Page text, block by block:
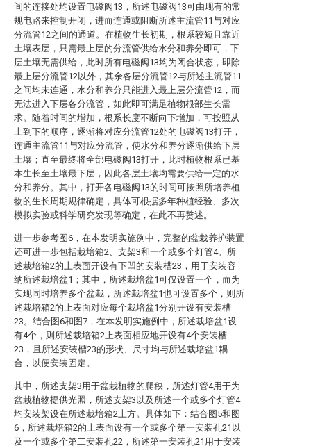
间的连接处均设置电磁阀13，所述电磁阀13可由现有的常
规电路来控制开闭，进而连通或阻断所述主流管11与对应
分流管12之间的通道。在植物生长初期，根系较短且靠近
土壤表层，只需最上层的分流管供给水分和养分即可，下
层土壤无需供给，此时所有电磁阀13均为闭合状态，即除
最上层分流管12以外，其余各层分流管12与所述主流管11
之间均未连通，水分和养分只能进入最上层分流管12，而
无法进入下层各分流管，如此即可满足植物根部生长需
求。随着时间的增加，根系长度不断向下增加，可按照从
上到下的顺序，逐渐将对应分流管12处的电磁阀13打开，
连通主流管11与对应分流管，使水分和养分逐渐供给下层
土壤；直至最终将全部电磁阀13打开，此时植物根系已基
本生长至土壤最下层，因此各层土壤均需要供给一定的水
分和养分。其中，打开各电磁阀13的时间可按照所培养植
物的生长周期规律确定，具体可根据多年种植经验、多次
模拟实验或科学研究发现等确定，在此不再赘述。
进一步参考图6，在本发明实施例中，完整的盆栽养护装置
还可进一步包括栽培箱2、支架3和一个或多个灯管4。所
述栽培箱2的上表面开设有下凹的安装槽23，用于安装容
纳所述栽培盆1；其中，所述栽培盆1可仅设置一个，而为
实现同时培养多个盆栽，所述栽培盆1也可设置多个，则所
述栽培箱2的上表面对应每个栽培盆1分别开设有安装槽
23。结合图6和图7，在本发明实施例中，所述栽培盆1设
有4个，则所述栽培箱2上表面相应地开设有4个安装槽
23，且所述安装槽23的形状、尺寸均与所述栽培盆1耦
合，以便安装固定。
其中，所述支架3用于盆栽植物的爬秧，所述灯管4用于为
盆栽植物提供光照，所述支架3以及所述一个或多个灯管4
均安装架设在所述栽培箱2上方。具体如下：结合图5和图
6，所述栽培箱2的上表面设有一个或多个第一安装孔21以
及一个或多个第二安装孔22，所述第一安装孔21用于安装